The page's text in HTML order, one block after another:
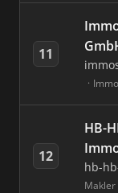
11
12
HB-
hb-
Makler